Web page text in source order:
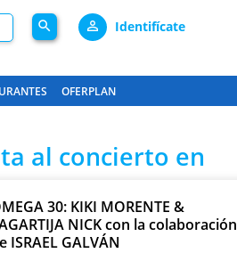
search person_outline Identifícate
OFERPLAN
al concierto en
30: KIKI MORENTE &
NICK con la colaboración
ISRAEL GALVÁN